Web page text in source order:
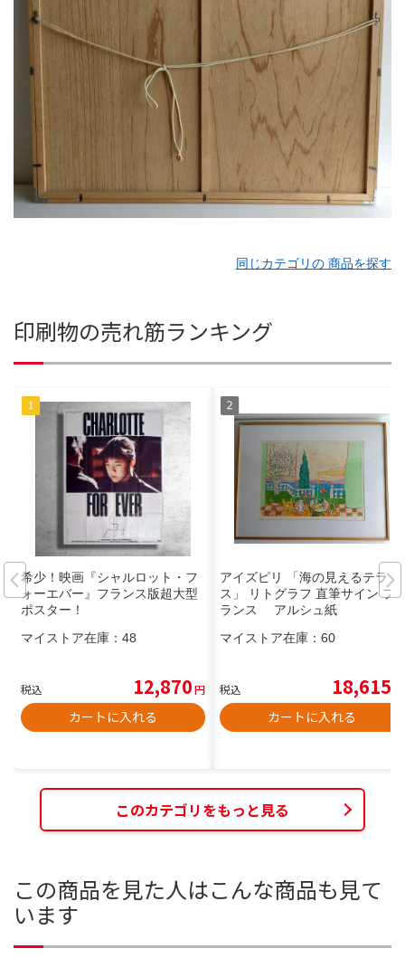
同じカテゴリの 商品を探す
印刷物の売れ筋ランキング
希少！映画『シャルロット・フ
ォーエバー』フランス版超大型
ポスター！
マイストア在庫： 48
税込 12,870円
カートに入れる
アイズピリ 「海の見えるテラ
ス」 リトグラフ 直筆サイン フ
ランス アルシュ紙
マイストア在庫： 60
税込 18,615
カートに入れる
このカテゴリをもっと見る
この商品を見た人はこんな商品も見て
います